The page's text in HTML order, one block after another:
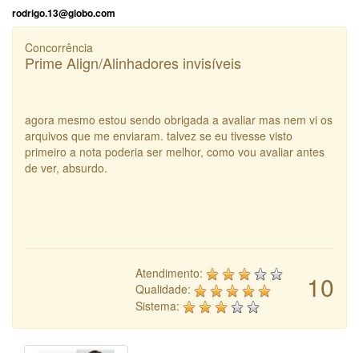
rodrigo.13@globo.com
Concorrência
Prime Align/Alinhadores invisíveis
agora mesmo estou sendo obrigada a avaliar mas nem vi os
arquivos que me enviaram. talvez se eu tivesse visto
primeiro a nota poderia ser melhor, como vou avaliar antes
de ver, absurdo.
10
Atendimento:
Qualidade:
Sistema: